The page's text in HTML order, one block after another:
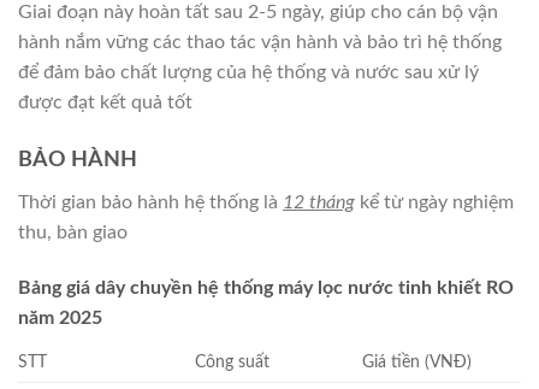
Giai đoạn này hoàn tất sau 2-5 ngày, giúp cho cán bộ vận
hành nắm vững các thao tác vận hành và bảo trì hệ thống
để đảm bảo chất lượng của hệ thống và nước sau xử lý
được đạt kết quả tốt
BẢO HÀNH
Thời gian bảo hành hệ thống là 12 tháng kể từ ngày nghiệm
thu, bàn giao
Bảng giá dây chuyền hệ thống máy lọc nước tinh khiết RO
năm 2025
STT Công suất Giá tiền (VNĐ)